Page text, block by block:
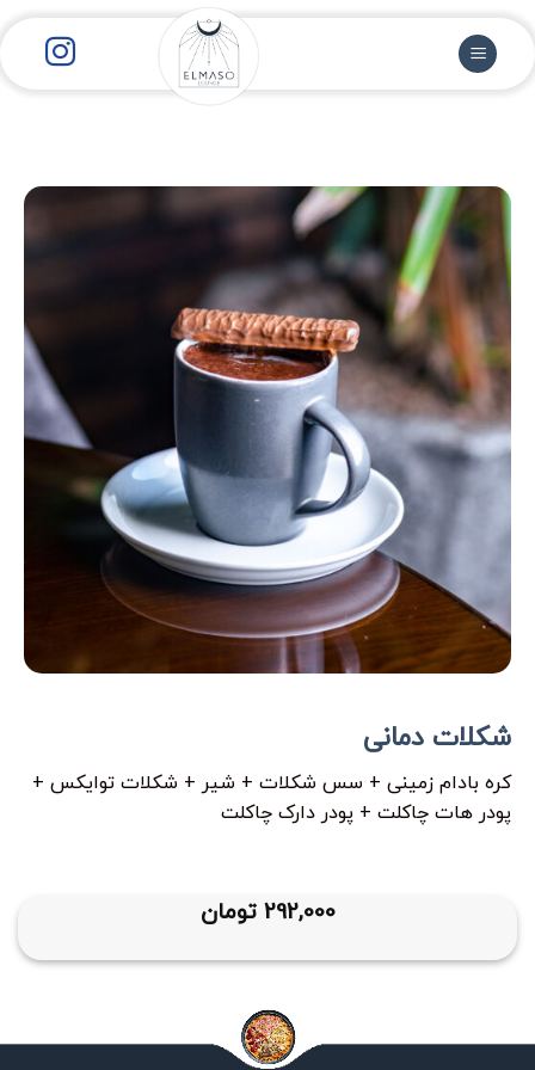
محتوا
شکلات دمانی
کره بادام زمینی + سس شکلات + شیر + شکلات توایکس +
پودر هات چاکلت + پودر دارک چاکلت
292,000 تومان